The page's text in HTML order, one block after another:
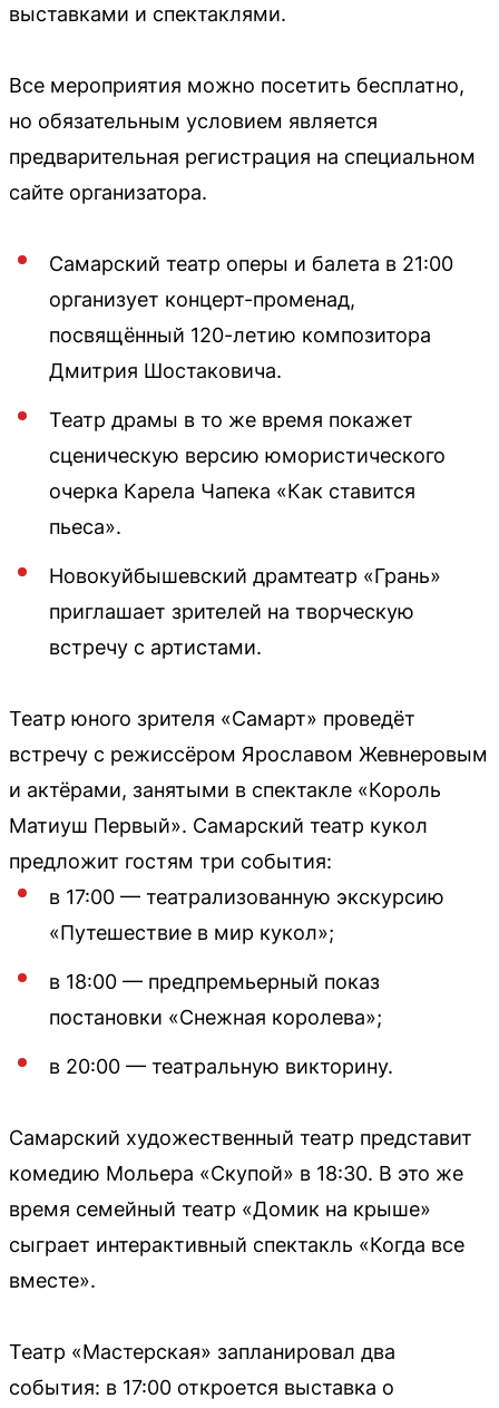
выставками и спектаклями.
Все мероприятия можно посетить бесплатно,
но обязательным условием является
предварительная регистрация на специальном
сайте организатора.
Самарский театр оперы и балета в 21:00
организует концерт-променад,
посвящённый 120-летию композитора
Дмитрия Шостаковича.
Театр драмы в то же время покажет
сценическую версию юмористического
очерка Карела Чапека «Как ставится
пьеса».
Новокуйбышевский драмтеатр «Грань»
приглашает зрителей на творческую
встречу с артистами.
Театр юного зрителя «Самарт» проведёт
встречу с режиссёром Ярославом Жевнеровым
и актёрами, занятыми в спектакле «Король
Матиуш Первый». Самарский театр кукол
предложит гостям три события:
в 17:00 — театрализованную экскурсию
«Путешествие в мир кукол»;
в 18:00 — предпремьерный показ
постановки «Снежная королева»;
в 20:00 — театральную викторину.
Самарский художественный театр представит
комедию Мольера «Скупой» в 18:30. В это же
время семейный театр «Домик на крыше»
сыграет интерактивный спектакль «Когда все
вместе».
Театр «Мастерская» запланировал два
события: в 17:00 откроется выставка о